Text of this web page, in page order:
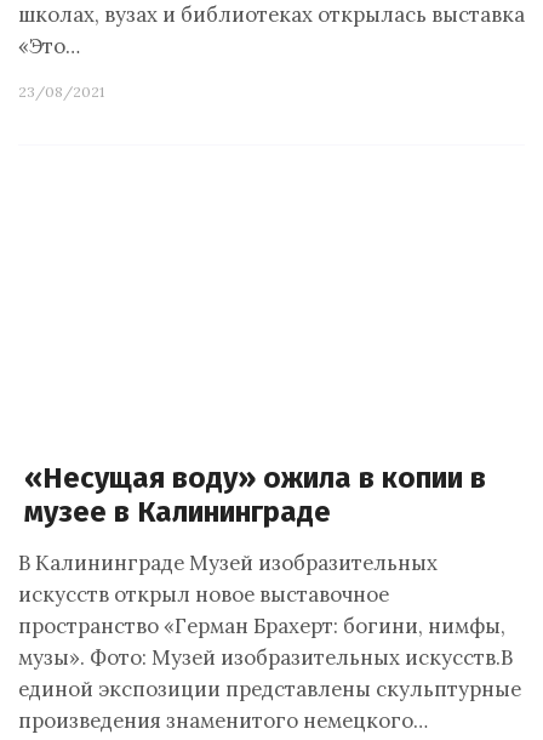
школах, вузах и библиотеках открылась выставка
«Это…
23/08/2021
«Несущая воду» ожила в копии в
музее в Калининграде
В Калининграде Музей изобразительных
искусств открыл новое выставочное
пространство «Герман Брахерт: богини, нимфы,
музы». Фото: Музей изобразительных искусств.В
единой экспозиции представлены скульптурные
произведения знаменитого немецкого…